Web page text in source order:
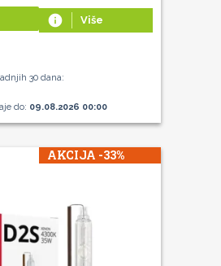
info Više
30 dana:
do: 09.08.2026 00:00
AKCIJA -33%